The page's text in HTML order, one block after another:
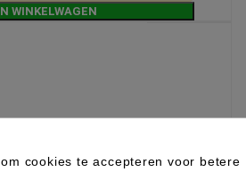
WINKELWAGEN
cookies te accepteren voor betere